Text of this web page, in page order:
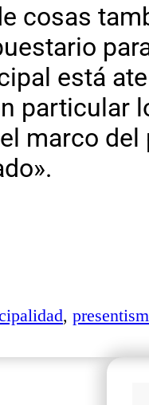
cosas
está
particular
marco
,